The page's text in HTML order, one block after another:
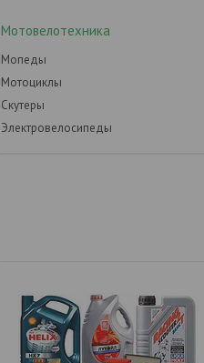
Мотовелотехника
Мопеды
Мотоциклы
Скутеры
Электровелосипеды